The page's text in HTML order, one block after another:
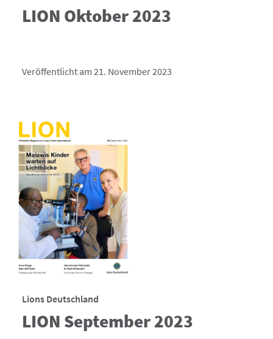
LION Oktober 2023
Veröffentlicht am 21. November 2023
Lions Deutschland
LION September 2023